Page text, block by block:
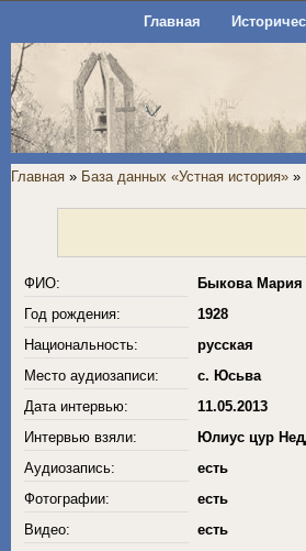
Главная
Главная » База данных «Устная история» »
ФИО:
Быкова Мария
Год рождения:
1928
Национальность:
русская
Место аудиозаписи:
с. Юсьва
Дата интервью:
11.05.2013
Интервью взяли:
Юлиус цур
Аудиозапись:
есть
Фотографии:
есть
Видео:
есть